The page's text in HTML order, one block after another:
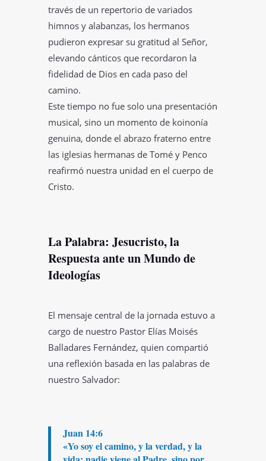
través de un repertorio de variados
himnos y alabanzas, los hermanos
pudieron expresar su gratitud al Señor,
elevando cánticos que recordaron la
fidelidad de Dios en cada paso del
camino.
Este tiempo no fue solo una presentación
musical, sino un momento de koinonía
genuina, donde el abrazo fraterno entre
las iglesias hermanas de Tomé y Penco
reafirmó nuestra unidad en el cuerpo de
Cristo.
La Palabra: Jesucristo, la
Respuesta ante un Mundo de
Ideologías
El mensaje central de la jornada estuvo a
cargo de nuestro Pastor Elías Moisés
Balladares Fernández, quien compartió
una reflexión basada en las palabras de
nuestro Salvador:
Juan 14:6
«Yo soy el camino, y la verdad, y la